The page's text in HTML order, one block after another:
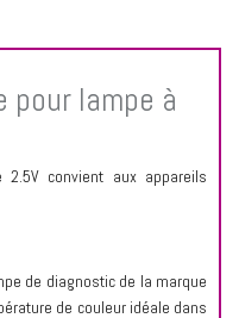
pour lampe à
2.5V convient aux appareils
de diagnostic de la marque
de couleur idéale dans